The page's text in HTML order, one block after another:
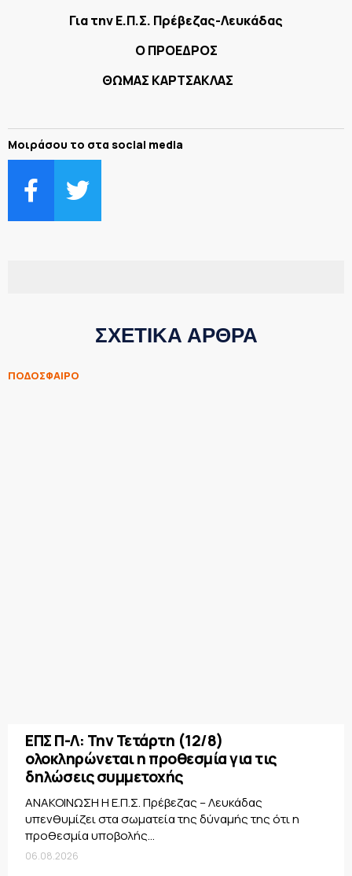
Για την Ε.Π.Σ. Πρέβεζας-Λευκάδας
Ο ΠΡΟΕΔΡΟΣ
ΘΩΜΑΣ ΚΑΡΤΣΑΚΛΑΣ
Μοιράσου το στα social media
ΣΧΕΤΙΚΑ ΑΡΘΡΑ
ΠΟΔΟΣΦΑΙΡΟ
ΕΠΣ Π-Λ: Την Τετάρτη (12/8)
ολοκληρώνεται η προθεσμία για τις
δηλώσεις συμμετοχής
ΑΝΑΚΟΙΝΩΣΗ Η Ε.Π.Σ. Πρέβεζας – Λευκάδας
υπενθυμίζει στα σωματεία της δύναμής της ότι η
προθεσμία υποβολής...
06.08.2026